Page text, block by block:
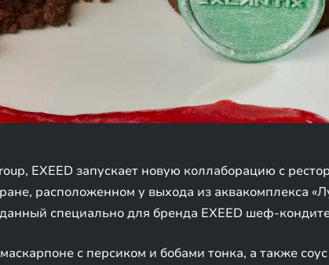
EXEED запускает новую коллаборацию с
расположенном у выхода из аквакомплекса
специально для бренда EXEED шеф-
с персиком и бобами тонка, а также